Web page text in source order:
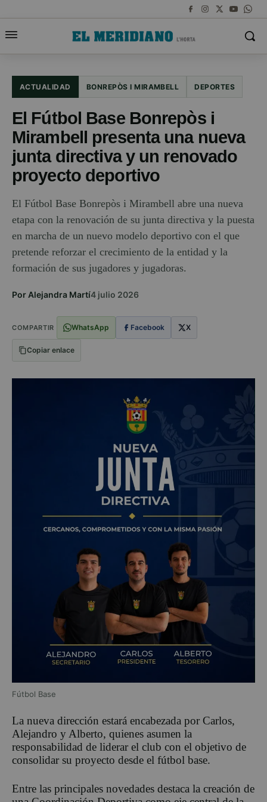
ACTUALIDAD BONREPÒS I MIRAMBELL DEPORTES
El Fútbol Base Bonrepòs i
Mirambell presenta una nueva
junta directiva y un renovado
proyecto deportivo
El Fútbol Base Bonrepòs i Mirambell abre una nueva
etapa con la renovación de su junta directiva y la puesta
en marcha de un nuevo modelo deportivo con el que
pretende reforzar el crecimiento de la entidad y la
formación de sus jugadores y jugadoras.
Por Alejandra Martí4 julio 2026
COMPARTIR WhatsApp Facebook X
Copiar enlace
Fútbol Base
La nueva dirección estará encabezada por Carlos,
Alejandro y Alberto, quienes asumen la
responsabilidad de liderar el club con el objetivo de
consolidar su proyecto desde el fútbol base.
Entre las principales novedades destaca la creación de